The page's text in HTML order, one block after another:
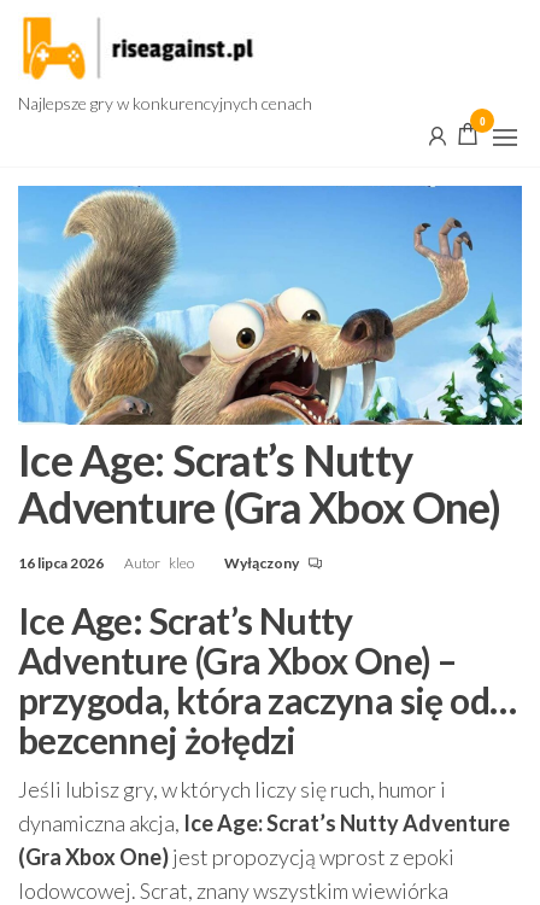
Przejdź
treści
Najlepsze gry w konkurencyjnych cenach
0
Ice Age: Scrat’s Nutty
Adventure (Gra Xbox One)
16 lipca 2026 Autor kleo Wyłączony
Ice Age: Scrat’s Nutty
Adventure (Gra Xbox One) –
przygoda, która zaczyna się od…
bezcennej żołędzi
Jeśli lubisz gry, w których liczy się ruch, humor i
dynamiczna akcja, Ice Age: Scrat’s Nutty Adventure
(Gra Xbox One)jest propozycją wprost z epoki
lodowcowej. Scrat, znany wszystkim wiewiórka